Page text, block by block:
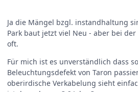
Ja die Mängel bzgl. instandhaltung
Park baut jetzt viel Neu - aber bei
oft.
Für mich ist es unverständlich dass
Beleuchtungsdefekt von Taron
oberirdische Verkabelung sieht